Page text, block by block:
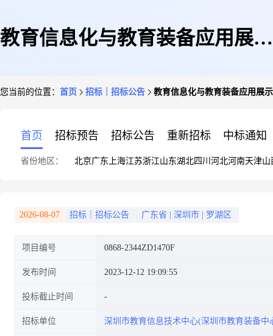
教育信息化与教育装备应用展示
您当前的位置： 首页 招标｜招标公告 教育信息化与教育装备应用展
首页 招标预告 招标公告 重新招标 中标通知
省份地区： 北京广东 上海江苏浙江山东湖北四川 河北河南天津山
2026-08-07 招标｜招标公告 广东省 深圳市 罗湖区
项目编号 0868-2344ZD1470F
发布时间 2023-12-12 19:09:55
投标截止时间
招标单位 深圳市教育信息技术中心(深圳市教育装备中